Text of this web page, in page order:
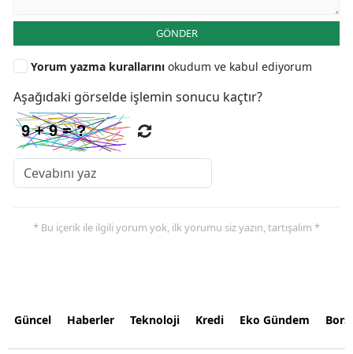
GÖNDER
Yorum yazma kurallarını okudum ve kabul ediyorum
Aşağıdaki görselde işlemin sonucu kaçtır?
* Bu içerik ile ilgili yorum yok, ilk yorumu siz yazın, tartışalım *
Güncel Haberler Teknoloji Kredi Eko Gündem